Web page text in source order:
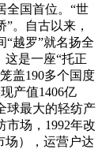
全国首位。“世
。自古以来，
“越罗”就名扬全
这是一座“托正
盖190多个国度
产值1406亿
球最大的轻纺产
场，1992年改
场），运营户达